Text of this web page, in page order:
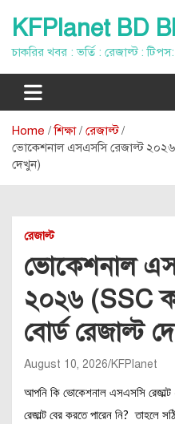
content
KFPlanet BD
চাকরির খবর : ভর্তি : রেজাল্ট : টিপস:
Home শিক্ষা
রেজাল্ট
ভোকেশনাল এসএসসি রেজাল্ট ২০২৬
দেখুন)
রেজাল্ট
ভোকেশনাল
২০২৬ (SSC
বোর্ড রেজাল্ট
August 10, 2026 KFPlanet
আপনি কি ভোকেশনাল এসএসসি
রেজাল্ট বের করতে পারেন নি? তাহলে